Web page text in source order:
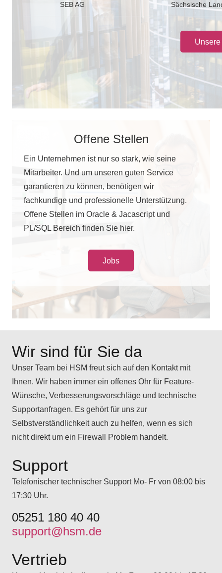
SEB AG Sächsische
Offene Stellen
Ein Unternehmen ist nur so stark, wie seine
Mitarbeiter. Und um unseren guten Service
garantieren zu können, benötigen wir
fachkundige und professionelle Unterstützung.
Offene Stellen im Oracle & Jacascript und
PL/SQL Bereich finden Sie hier.
Jobs
Wir sind für Sie da
Unser Team bei HSM freut sich auf den Kontakt mit
Ihnen. Wir haben immer ein offenes Ohr für Feature-
Wünsche, Verbesserungsvorschläge und technische
Supportanfragen. Es gehört für uns zur
Selbstverständlichkeit auch zu helfen, wenn es sich
nicht direkt um ein Firewall Problem handelt.
Support
Telefonischer technischer Support Mo- Fr von 08:00 bis
17:30 Uhr.
05251 180 40 40
support@hsm.de
Vertrieb